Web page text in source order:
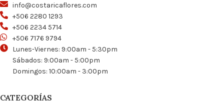
info@costaricaflores.com
+506 2280 1293
+506 2234 5714
+506 7176 9794
Lunes-Viernes: 9:00am - 5:30pm
Sábados: 9:00am - 5:00pm
Domingos: 10:00am - 3:00pm
CATEGORÍAS